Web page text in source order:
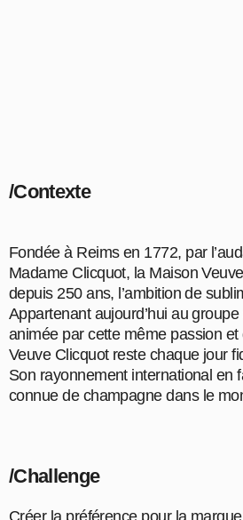
/Contexte
Fondée à Reims en 1772, par
Madame Clicquot, la Maison
depuis 250 ans, l’ambition de
Appartenant aujourd’hui au
animée par cette même passion et
Veuve Clicquot reste chaque jour
Son rayonnement international en
connue de champagne dans le
/Challenge